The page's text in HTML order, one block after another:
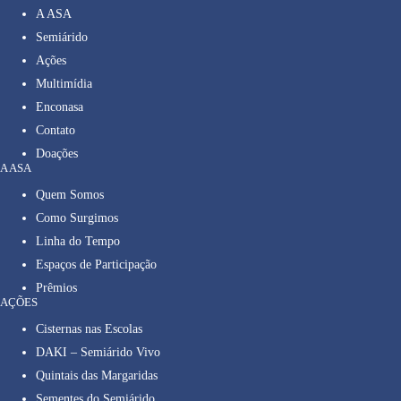
A ASA
Semiárido
Ações
Multimídia
Enconasa
Contato
Doações
A ASA
Quem Somos
Como Surgimos
Linha do Tempo
Espaços de Participação
Prêmios
AÇÕES
Cisternas nas Escolas
DAKI – Semiárido Vivo
Quintais das Margaridas